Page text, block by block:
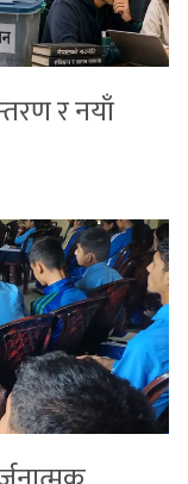
र नयाँ